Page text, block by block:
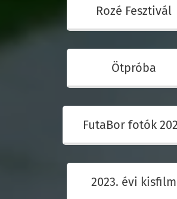
Rozé Fesztivál
Ötpróba
FutaBor fotók
2023. évi kisfilm